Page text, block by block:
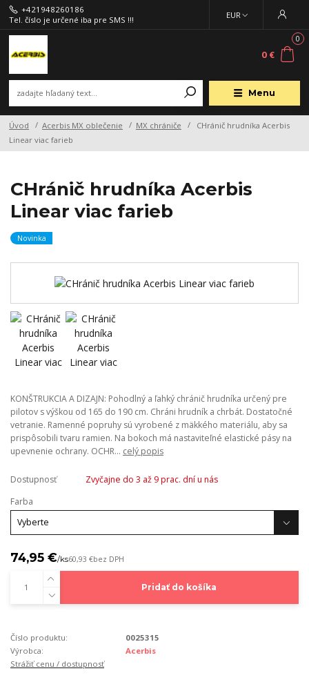
Menu
EUR
+421948260186
Tel. číslo je určené iba pre SMS !!!
0
0 €
Úvod Acerbis MX oblečenie MX chrániče
CHránič hrudníka Acerbis
Linear viac farieb
CHránič hrudníka Acerbis
Linear viac farieb
Novinka
KONŠTRUKCIA A DIZAJN: Pohodlný a ľahký chránič hrudníka určený pre
pilotov s výškou od 165 do 190 cm. Chráni hrudník a chrbát. Dostatočné
vetranie. Ramenné popruhy sú vyrobené z mäkkého materiálu, aby sa
prispôsobili tvaru ramien. Na bokoch má nastaviteľné elastické pásy na
upevnenie ochrany. OCHR... celý popis
Dostupnosť
Zvyčajne do 3 až 9 prac. dní u nás
Farba
74,95 €/ks60,93 €bez DPH
Pridať do košíka
Číslo produktu:
0025315
Výrobca:
Acerbis
Strážiť cenu / dostupnosť